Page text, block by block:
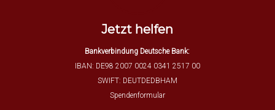
Jetzt helfen
Bankverbindung Deutsche Bank:
IBAN: DE98 2007 0024 0341 2517 00
SWIFT: DEUTDEDBHAM
Spendenformular